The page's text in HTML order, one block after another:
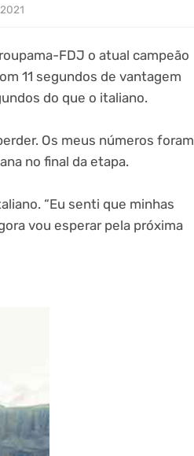
FDJ o atual campeão
11 segundos de vantagem
do que o italiano.
Os meus números foram
no final da etapa.
“Eu senti que minhas
vou esperar pela próxima